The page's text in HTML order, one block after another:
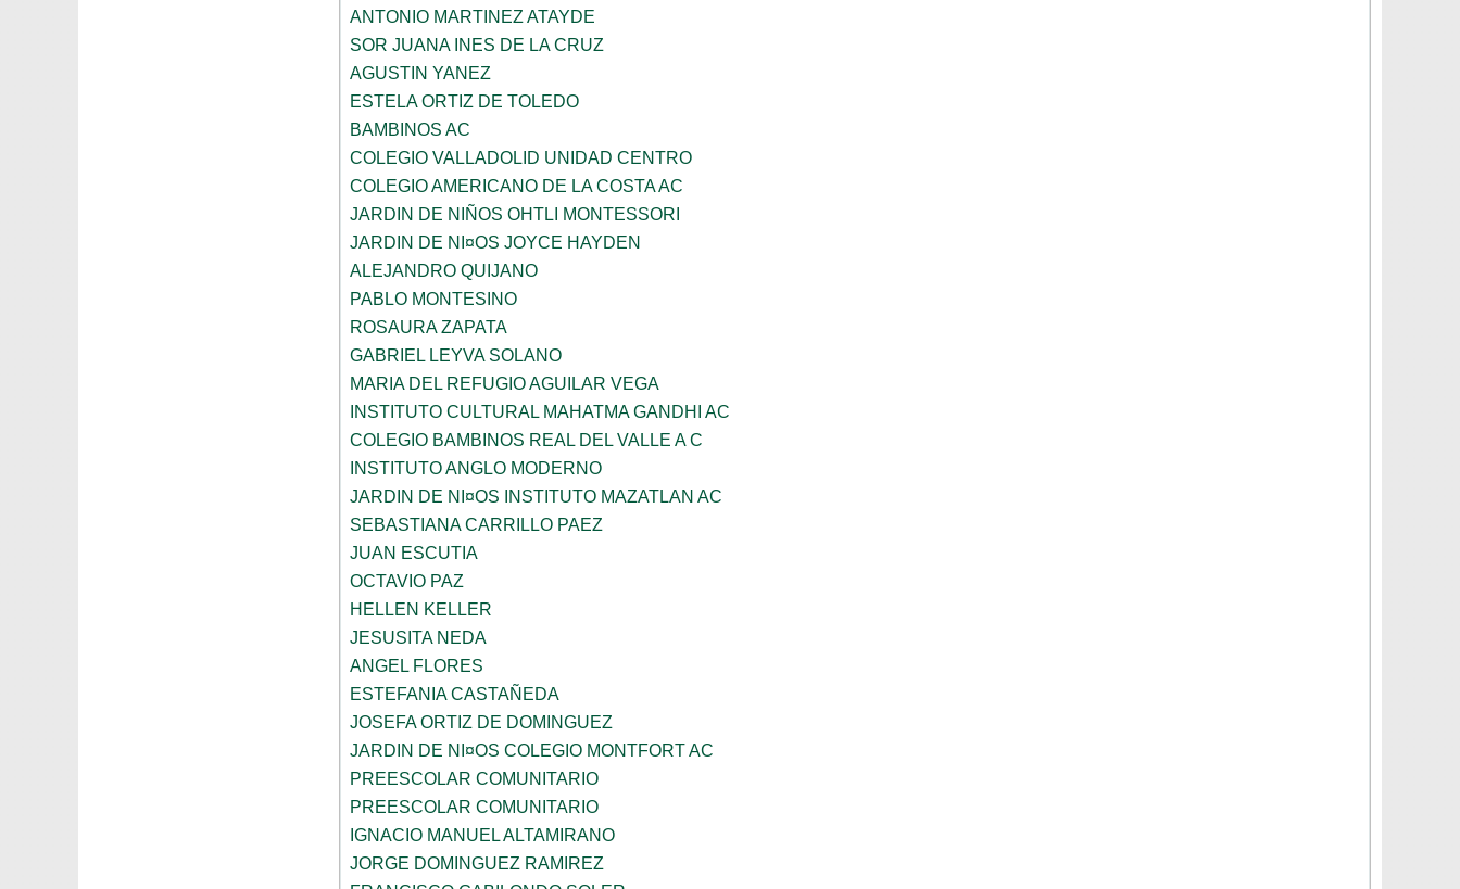
ANTONIO MARTINEZ ATAYDE
SOR JUANA INES DE LA CRUZ
AGUSTIN YANEZ
ESTELA ORTIZ DE TOLEDO
BAMBINOS AC
COLEGIO VALLADOLID UNIDAD CENTRO
COLEGIO AMERICANO DE LA COSTA AC
JARDIN DE NIÑOS OHTLI MONTESSORI
JARDIN DE NI¤OS JOYCE HAYDEN
ALEJANDRO QUIJANO
PABLO MONTESINO
ROSAURA ZAPATA
GABRIEL LEYVA SOLANO
MARIA DEL REFUGIO AGUILAR VEGA
INSTITUTO CULTURAL MAHATMA GANDHI AC
COLEGIO BAMBINOS REAL DEL VALLE A C
INSTITUTO ANGLO MODERNO
JARDIN DE NI¤OS INSTITUTO MAZATLAN AC
SEBASTIANA CARRILLO PAEZ
JUAN ESCUTIA
OCTAVIO PAZ
HELLEN KELLER
JESUSITA NEDA
ANGEL FLORES
ESTEFANIA CASTAÑEDA
JOSEFA ORTIZ DE DOMINGUEZ
JARDIN DE NI¤OS COLEGIO MONTFORT AC
PREESCOLAR COMUNITARIO
PREESCOLAR COMUNITARIO
IGNACIO MANUEL ALTAMIRANO
JORGE DOMINGUEZ RAMIREZ